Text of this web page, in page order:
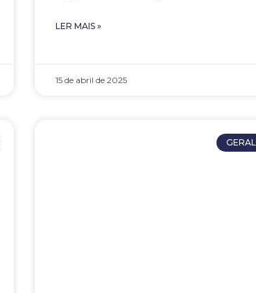
LER MAIS »
15 de abril de 2025
GERAL